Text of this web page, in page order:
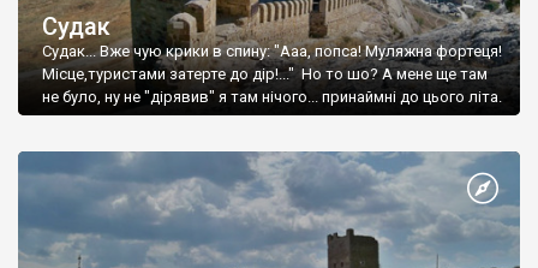
Судак
Судак... Вже чую крики в спину: "Ааа, попса! Муляжна фортеця!
Місце,туристами затерте до дір!..." Но то шо? А мене ще там
не було, ну не "дірявив" я там нічого... принаймні до цього літа.